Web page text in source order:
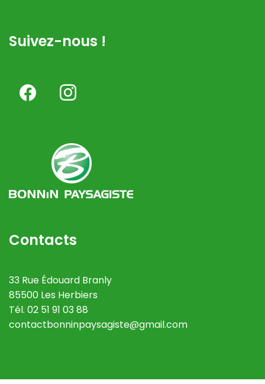
Suivez-nous !
facebook instagram
Contacts
33 Rue Édouard Branly
85500 Les Herbiers
Tél. 02 51 91 03 88
contactbonninpaysagiste@gmail.com